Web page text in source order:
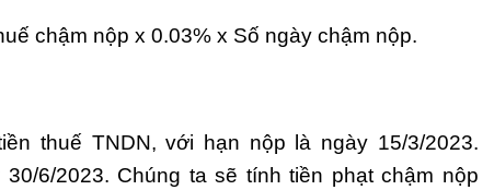
chậm nộp x 0.03% x Số ngày chậm nộp.
thuế TNDN, với hạn nộp là ngày 15/3/2023.
6/2023. Chúng ta sẽ tính tiền phạt chậm nộp